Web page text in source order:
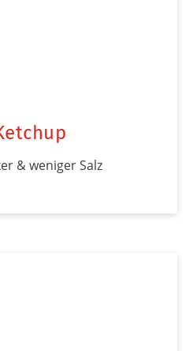
& weniger Salz